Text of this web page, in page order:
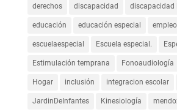
derechos discapacidad discapacidad
educación educación especial empleo
escuelaespecial Escuela especial.
Estimulación temprana Fonoaudiología
Hogar inclusión integracion escolar
JardinDeInfantes Kinesiología